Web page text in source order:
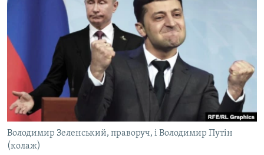
ВІДЕОУРОКИ «ELIFBE»
СВІДЧЕННЯ ОКУПАЦІЇ
УКРАЇНСЬКА ПРОБЛЕМА КРИМУ
ІНФОГРАФІКА
ЯК ОБІЙТИ БЛОКУВАННЯ
Русский
Qırımtatar
ДОЛУЧАЙСЯ!
Усі сайти RFE/RL
Володимир Зеленський, праворуч, і Володимир Путін
(колаж)